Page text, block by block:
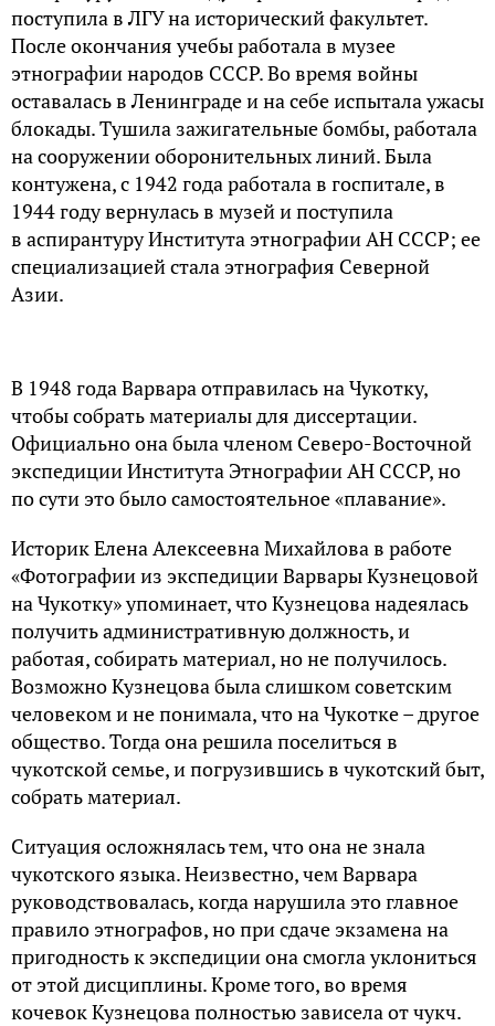
поступила в ЛГУ на исторический факультет.
После окончания учебы работала в музее
этнографии народов СССР. Во время войны
оставалась в Ленинграде и на себе испытала ужасы
блокады. Тушила зажигательные бомбы, работала
на сооружении оборонительных линий. Была
контужена, с 1942 года работала в госпитале, в
1944 году вернулась в музей и поступила
в аспирантуру Института этнографии АН СССР; ее
специализацией стала этнография Северной
Азии.
В 1948 года Варвара отправилась на Чукотку,
чтобы собрать материалы для диссертации.
Официально она была членом Северо-Восточной
экспедиции Института Этнографии АН СССР, но
по сути это было самостоятельное «плавание».
Историк Елена Алексеевна Михайлова в работе
«Фотографии из экспедиции Варвары Кузнецовой
на Чукотку» упоминает, что Кузнецова надеялась
получить административную должность, и
работая, собирать материал, но не получилось.
Возможно Кузнецова была слишком советским
человеком и не понимала, что на Чукотке – другое
общество. Тогда она решила поселиться в
чукотской семье, и погрузившись в чукотский быт,
собрать материал.
Ситуация осложнялась тем, что она не знала
чукотского языка. Неизвестно, чем Варвара
руководствовалась, когда нарушила это главное
правило этнографов, но при сдаче экзамена на
пригодность к экспедиции она смогла уклониться
от этой дисциплины. Кроме того, во время
кочевок Кузнецова полностью зависела от чукч.